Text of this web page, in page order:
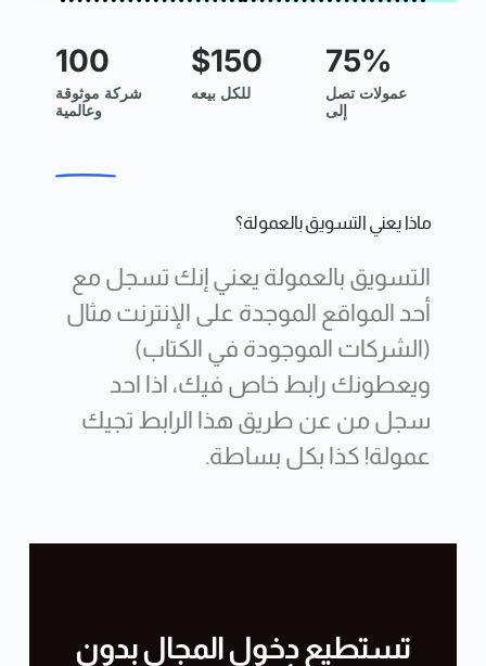
75%
عمولات تصل
إلى
$150
للكل بيعه
100
شركة موثوقة
وعالمية
ماذا يعني التسويق بالعمولة؟
التسويق بالعمولة يعني إنك تسجل مع
أحد المواقع الموجدة على الإنترنت مثال
(الشركات الموجودة في الكتاب)
ويعطونك رابط خاص فيك، اذا احد
سجل من عن طريق هذا الرابط تجيك
عمولة! كذا بكل بساطة.
تستطيع دخول المجال بدون